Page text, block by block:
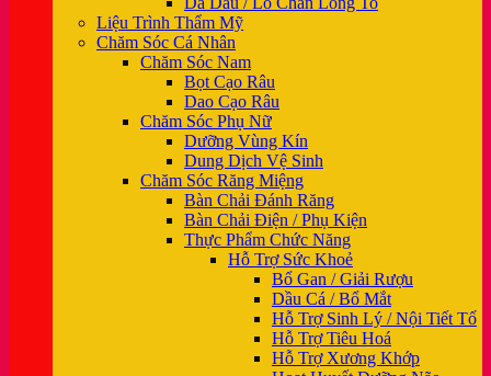
Liệu Trình Thẩm Mỹ
Chăm Sóc Cá Nhân
Chăm Sóc Nam
Bọt Cạo Râu
Dao Cạo Râu
Chăm Sóc Phụ Nữ
Dưỡng Vùng Kín
Dung Dịch Vệ Sinh
Chăm Sóc Răng Miệng
Bàn Chải Đánh Răng
Bàn Chải Điện / Phụ Kiện
Thực Phẩm Chức Năng
Hỗ Trợ Sức Khoẻ
Bổ Gan / Giải Rượu
Dầu Cá / Bổ Mắt
Hỗ Trợ Sinh Lý / Nội Tiết Tố
Hỗ Trợ Tiêu Hoá
Hỗ Trợ Xương Khớp